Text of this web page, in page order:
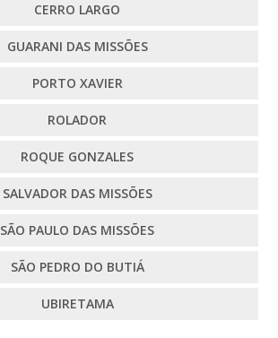
CERRO LARGO
GUARANI DAS MISSÕES
PORTO XAVIER
ROLADOR
ROQUE GONZALES
SALVADOR DAS MISSÕES
SÃO PAULO DAS MISSÕES
SÃO PEDRO DO BUTIÁ
UBIRETAMA